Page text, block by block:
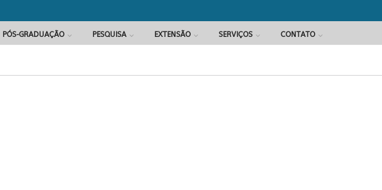
PÓS-GRADUAÇÃO PESQUISA EXTENSÃO SERVIÇOS CONTATO